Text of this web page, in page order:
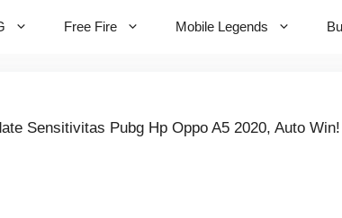
Free Fire Mobile Legends
Sensitivitas Pubg Hp Oppo A5 2020, Auto Win!